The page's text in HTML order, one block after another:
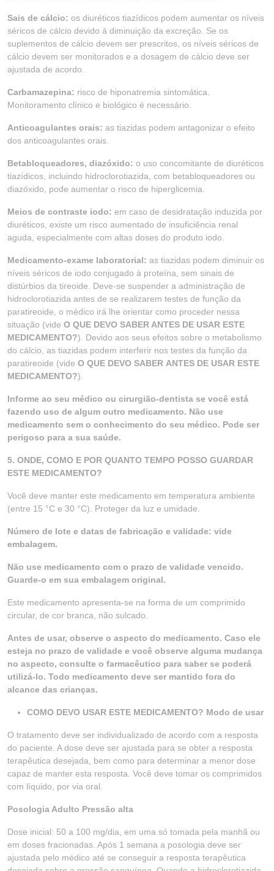
Sais de cálcio: os diuréticos tiazídicos podem aumentar os níveis
séricos de cálcio devido à diminuição da excreção. Se os
suplementos de cálcio devem ser prescritos, os níveis séricos de
cálcio devem ser monitorados e a dosagem de cálcio deve ser
ajustada de acordo.
Carbamazepina: risco de hiponatremia sintomática.
Monitoramento clínico e biológico é necessário.
Anticoagulantes orais: as tiazidas podem antagonizar o efeito
dos anticoagulantes orais.
Betabloqueadores, diazóxido: o uso concomitante de diuréticos
tiazídicos, incluindo hidroclorotiazida, com betabloqueadores ou
diazóxido, pode aumentar o risco de hiperglicemia.
Meios de contraste iodo: em caso de desidratação induzida por
diuréticos, existe um risco aumentado de insuficiência renal
aguda, especialmente com altas doses do produto iodo.
Medicamento-exame laboratorial: as tiazidas podem diminuir os
níveis séricos de iodo conjugado à proteína, sem sinais de
distúrbios da tireoide. Deve-se suspender a administração de
hidroclorotiazida antes de se realizarem testes de função da
paratireoide, o médico irá lhe orientar como proceder nessa
situação (vide O QUE DEVO SABER ANTES DE USAR ESTE
MEDICAMENTO?). Devido aos seus efeitos sobre o metabolismo
do cálcio, as tiazidas podem interferir nos testes da função da
paratireoide (vide O QUE DEVO SABER ANTES DE USAR ESTE
MEDICAMENTO?).
Informe ao seu médico ou cirurgião-dentista se você está
fazendo uso de algum outro medicamento. Não use
medicamento sem o conhecimento do seu médico. Pode ser
perigoso para a sua saúde.
5. ONDE, COMO E POR QUANTO TEMPO POSSO GUARDAR
ESTE MEDICAMENTO?
Você deve manter este medicamento em temperatura ambiente
(entre 15 °C e 30 °C). Proteger da luz e umidade.
Número de lote e datas de fabricação e validade: vide
embalagem.
Não use medicamento com o prazo de validade vencido.
Guarde-o em sua embalagem original.
Este medicamento apresenta-se na forma de um comprimido
circular, de cor branca, não sulcado.
Antes de usar, observe o aspecto do medicamento. Caso ele
esteja no prazo de validade e você observe alguma mudança
no aspecto, consulte o farmacêutico para saber se poderá
utilizá-lo. Todo medicamento deve ser mantido fora do
alcance das crianças.
COMO DEVO USAR ESTE MEDICAMENTO? Modo de usar
O tratamento deve ser individualizado de acordo com a resposta
do paciente. A dose deve ser ajustada para se obter a resposta
terapêutica desejada, bem como para determinar a menor dose
capaz de manter esta resposta. Você deve tomar os comprimidos
com líquido, por via oral.
Posologia Adulto Pressão alta
Dose inicial: 50 a 100 mg/dia, em uma só tomada pela manhã ou
em doses fracionadas. Após 1 semana a posologia deve ser
ajustada pelo médico até se conseguir a resposta terapêutica